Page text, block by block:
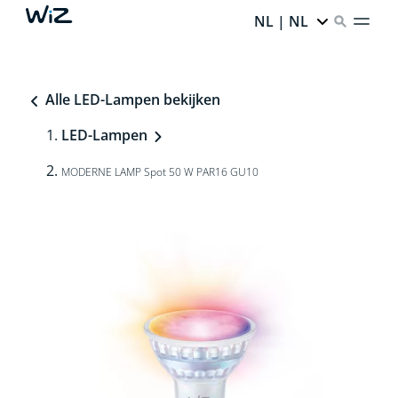
NL | NL
Alle LED-Lampen bekijken
LED-Lampen
MODERNE LAMP Spot 50 W PAR16 GU10